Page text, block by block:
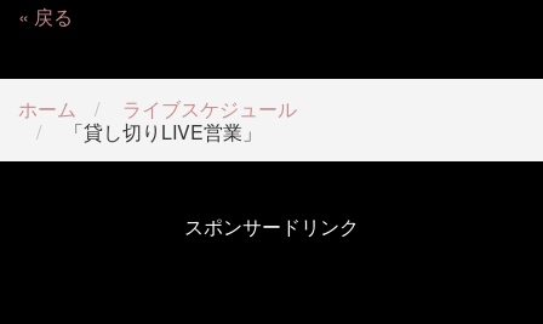
戻る
ホーム
ライブスケジュール
「貸し切りLIVE営業」
スポンサードリンク